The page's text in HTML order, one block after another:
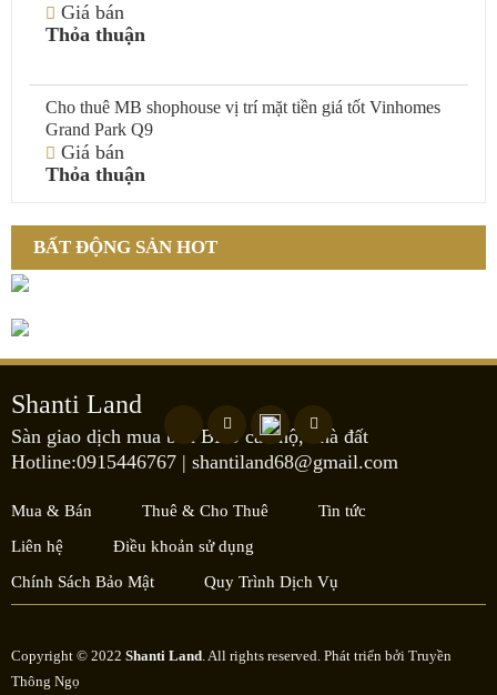
Giá bán
Thỏa thuận
Cho thuê MB shophouse vị trí mặt tiền giá tốt Vinhomes
Grand Park Q9
Giá bán
Thỏa thuận
BẤT ĐỘNG SẢN HOT
Shanti Land
Sàn giao dịch mua bán BĐS căn hộ, nhà đất
Hotline:0915446767 | shantiland68@gmail.com
Mua & Bán Thuê & Cho Thuê
Tin tức
Liên hệ
Điều khoản sử dụng
Chính Sách Bảo Mật
Quy Trình Dịch Vụ
Copyright © 2022 Shanti Land. All rights reserved. Phát triển bởi Truyền
Thông Ngọ